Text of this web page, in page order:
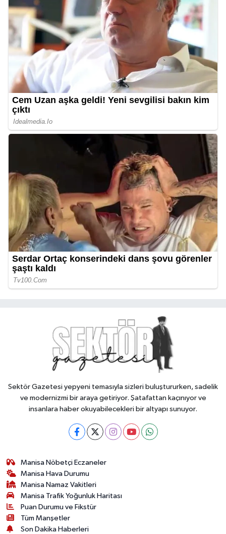
Sektör Gazetesi yepyeni temasıyla sizleri buluştururken, sadelik
ve modernizmi bir araya getiriyor. Şatafattan kaçınıyor ve
insanlara haber okuyabilecekleri bir altyapı sunuyor.
Manisa Nöbetçi Eczaneler
Manisa Hava Durumu
Manisa Namaz Vakitleri
Manisa Trafik Yoğunluk Haritası
Puan Durumu ve Fikstür
Tüm Manşetler
Son Dakika Haberleri